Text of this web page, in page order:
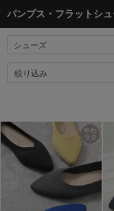
パンプス・フラットシュ
絞り込み